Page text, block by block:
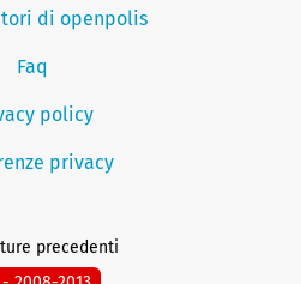
di openpolis
Faq
policy
privacy
precedenti